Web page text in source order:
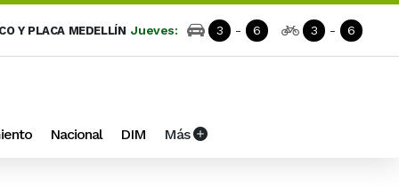
Y PLACA MEDELLÍN Jueves: 3 - 6 3 - 6
Nacional DIM Más